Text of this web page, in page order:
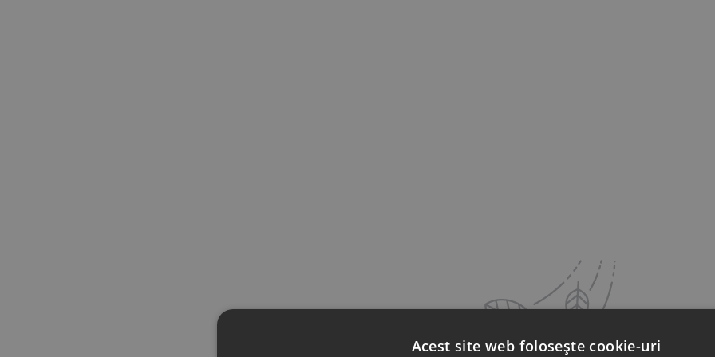
Acest site web folosește cookie-uri